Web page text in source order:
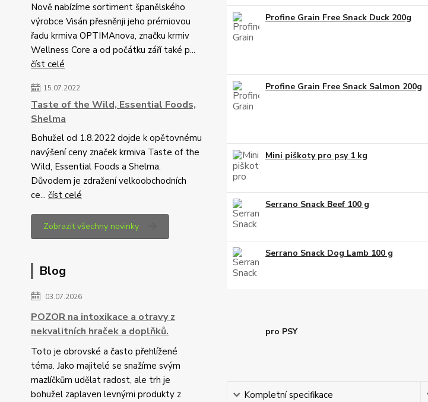
Nově nabízíme sortiment španělského
výrobce Visán přesněnji jeho prémiovou
řadu krmiva OPTIMAnova, značku krmiv
Wellness Core a od počátku září také p...
číst celé
15.07.2022
Taste of the Wild, Essential Foods,
Shelma
Bohužel od 1.8.2022 dojde k opětovnému
navýšení ceny značek krmiva Taste of the
Wild, Essential Foods a Shelma.
Důvodem je zdražení velkoobchodních
ce... číst celé
Zobrazit všechny novinky
Blog
03.07.2026
POZOR na intoxikace a otravy z
nekvalitních hraček a doplňků.
Toto je obrovské a často přehlížené
téma. Jako majitelé se snažíme svým
mazlíčkům udělat radost, ale trh je
bohužel zaplaven levnými produkty z
Profine Grain Free Snack Duck 200g
Profine Grain Free Snack Salmon 200g
Mini piškoty pro psy 1 kg
Serrano Snack Beef 100 g
Serrano Snack Dog Lamb 100 g
pro PSY
Kompletní specifikace